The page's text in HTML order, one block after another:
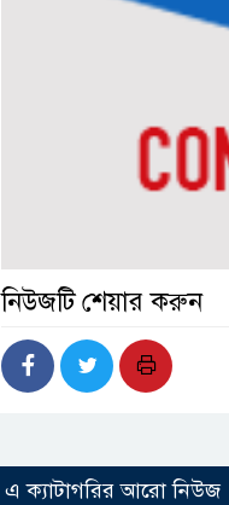
নিউজটি শেয়ার করুন
এ ক্যাটাগরির আরো নিউজ